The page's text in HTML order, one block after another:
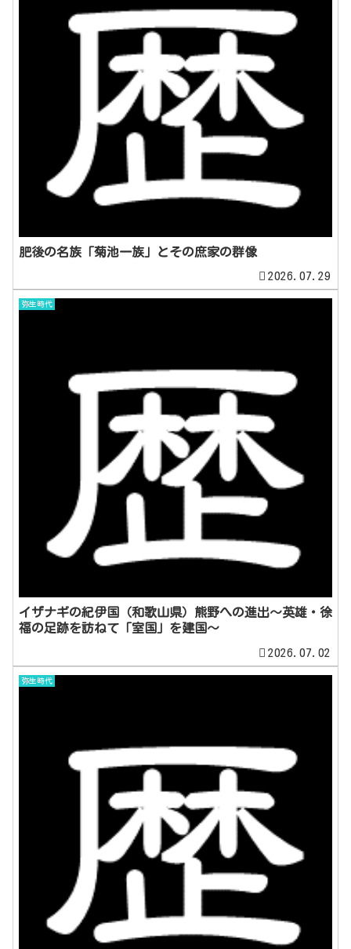
肥後の名族「菊池一族」とその庶家の群像
2026.07.29
弥生時代
イザナギの紀伊国（和歌山県）熊野への進出～英雄・徐
福の足跡を訪ねて「室国」を建国～
2026.07.02
弥生時代